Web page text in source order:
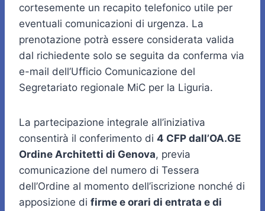
cortesemente un recapito telefonico utile per
eventuali comunicazioni di urgenza. La
prenotazione potrà essere considerata valida
dal richiedente solo se seguita da conferma via
e-mail dell’Ufficio Comunicazione del
Segretariato regionale MiC per la Liguria.
La partecipazione integrale all’iniziativa
consentirà il conferimento di 4 CFP dall’OA.GE
Ordine Architetti di Genova, previa
comunicazione del numero di Tessera
dell’Ordine al momento dell’iscrizione nonché di
apposizione di firme e orari di entrata e di